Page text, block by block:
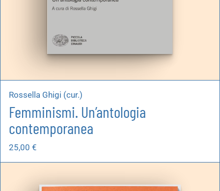
Rossella Ghigi (cur.)
Femminismi. Un’antologia
contemporanea
25,00 €